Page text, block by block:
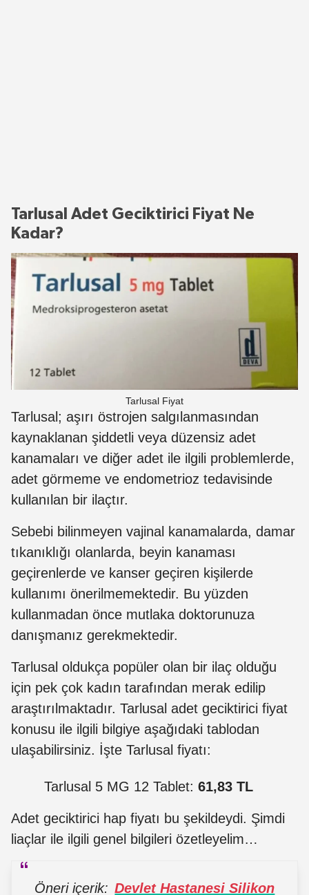
Tarlusal Adet Geciktirici Fiyat Ne
Kadar?
Tarlusal Fiyat
Tarlusal; aşırı östrojen salgılanmasından
kaynaklanan şiddetli veya düzensiz adet
kanamaları ve diğer adet ile ilgili problemlerde,
adet görmeme ve endometrioz tedavisinde
kullanılan bir ilaçtır.
Sebebi bilinmeyen vajinal kanamalarda, damar
tıkanıklığı olanlarda, beyin kanaması
geçirenlerde ve kanser geçiren kişilerde
kullanımı önerilmemektedir. Bu yüzden
kullanmadan önce mutlaka doktorunuza
danışmanız gerekmektedir.
Tarlusal oldukça popüler olan bir ilaç olduğu
için pek çok kadın tarafından merak edilip
araştırılmaktadır. Tarlusal adet geciktirici fiyat
konusu ile ilgili bilgiye aşağıdaki tablodan
ulaşabilirsiniz. İşte Tarlusal fiyatı:
Tarlusal 5 MG 12 Tablet: 61,83 TL
Adet geciktirici hap fiyatı bu şekildeydi. Şimdi
liaçlar ile ilgili genel bilgileri özetleyelim…
Öneri içerik: Devlet Hastanesi Silikon